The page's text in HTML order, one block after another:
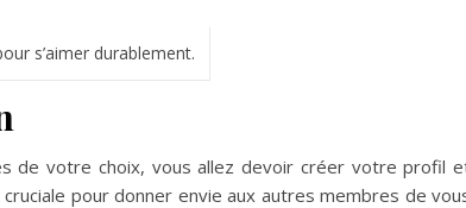
s’aimer durablement.
de votre choix, vous allez devoir créer votre profil
pour donner envie aux autres membres de